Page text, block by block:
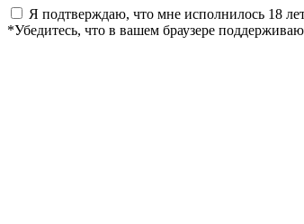
Я подтверждаю, что мне исполнилось 18
*Убедитесь, что в вашем браузере